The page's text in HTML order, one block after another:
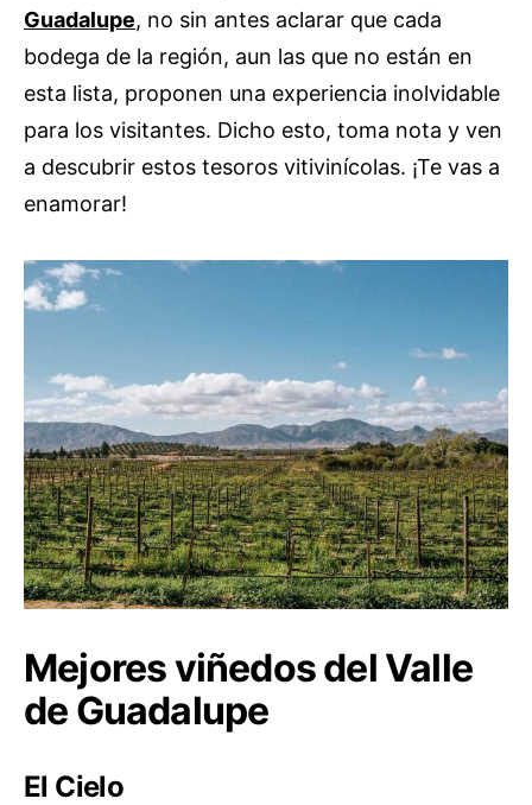
Guadalupe, no sin antes aclarar que cada
bodega de la región, aun las que no están en
esta lista, proponen una experiencia inolvidable
para los visitantes. Dicho esto, toma nota y ven
a descubrir estos tesoros vitivinícolas. ¡Te vas a
enamorar!
Mejores viñedos del Valle
de Guadalupe
El Cielo